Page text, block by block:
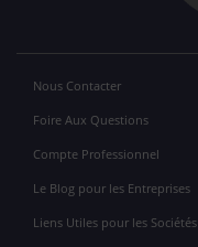
Nous Contacter
Foire Aux Questions
Compte Professionnel
Le Blog pour les Entreprises
Liens Utiles pour les Sociétés